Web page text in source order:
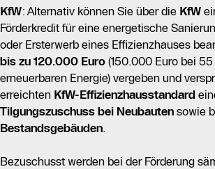
KfW: Alternativ können Sie über die KfW
Förderkredit für eine energetische
oder Ersterwerb eines Effizienzhauses
bis zu 120.000 Euro (150.000 Euro bei
erneuerbaren Energie) vergeben und
erreichten KfW-Effizienzhausstandard
Tilgungszuschuss bei Neubauten sowie
Bestandsgebäuden.
Bezuschusst werden bei der Förderung